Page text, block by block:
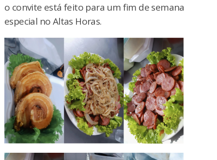
o convite está feito para um fim de semana
especial no Altas Horas.